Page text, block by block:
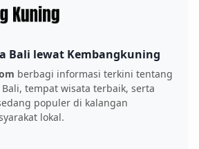
Bali lewat Kembangkuning
berbagi informasi terkini tentang
tempat wisata terbaik, serta
populer di kalangan
lokal.